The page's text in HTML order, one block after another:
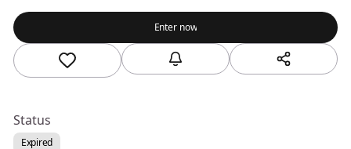
Enter now
Status
Expired